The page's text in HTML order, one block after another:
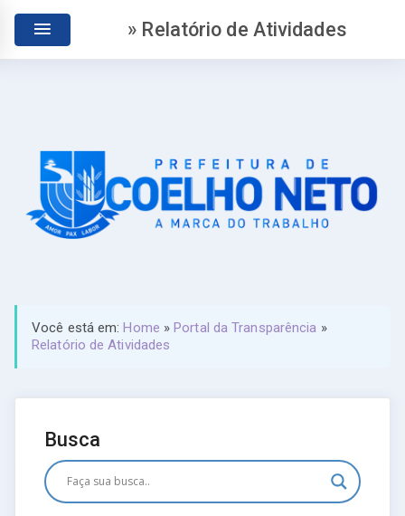
» Relatório de Atividades
Você está em:Home »Portal da Transparência »
Relatório de Atividades
Busca